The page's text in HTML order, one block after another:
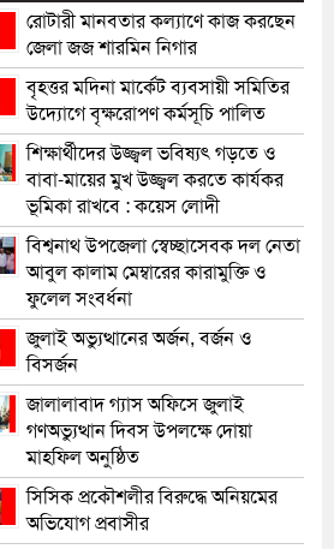
রোটারী মানবতার কল্যাণে কাজ করছেন
জেলা জজ শারমিন নিগার
বৃহত্তর মদিনা মার্কেট ব্যবসায়ী সমিতির
উদ্যোগে বৃক্ষরোপণ কর্মসূচি পালিত
শিক্ষার্থীদের উজ্জ্বল ভবিষ্যৎ গড়তে ও
বাবা-মায়ের মুখ উজ্জ্বল করতে কার্যকর
ভূমিকা রাখবে : কয়েস লোদী
বিশ্বনাথ উপজেলা স্বেচ্ছাসেবক দল নেতা
আবুল কালাম মেম্বারের কারামুক্তি ও
ফুলেল সংবর্ধনা
জুলাই অভ্যুত্থানের অর্জন, বর্জন ও
বিসর্জন
জালালাবাদ গ্যাস অফিসে জুলাই
গণঅভ্যুত্থান দিবস উপলক্ষে দোয়া
মাহফিল অনুষ্ঠিত
সিসিক প্রকৌশলীর বিরুদ্ধে অনিয়মের
অভিযোগ প্রবাসীর